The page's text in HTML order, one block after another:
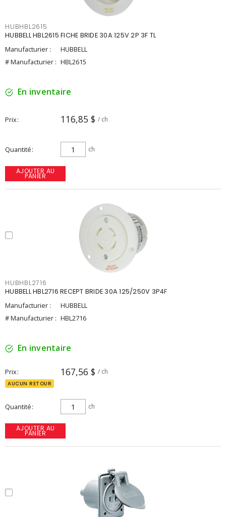
HUBHBL2615
HUBBELL HBL2615 FICHE BRIDE 30A 125V 2P 3F TL
Manufacturier :
HUBBELL
# Manufacturier : HBL2615
En inventaire
Prix 116,85 $ / ch
Quantité ch
AJOUTER AU
PANIER
HUBHBL2716
HUBBELL HBL2716 RECEPT BRIDE 30A 125/250V 3P4F
Manufacturier :
HUBBELL
# Manufacturier : HBL2716
En inventaire
Prix 167,56 $ / ch
AUCUN RETOUR
Quantité ch
AJOUTER AU
PANIER